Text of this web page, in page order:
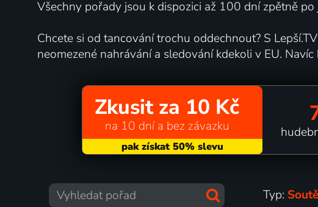
Všechny pořady jsou k dispozici až 100 dní zpětně
Chcete si od tancování trochu oddechnout? S
neomezené nahrávání a sledování kdekoli v EU. Navíc
Zkusit za 10 Kč
na 10 dní a bez závazku
Typ: